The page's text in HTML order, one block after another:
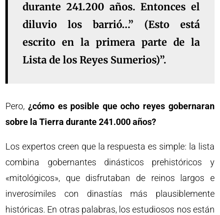
durante 241.200 años. Entonces el
diluvio los barrió…” (Esto está
escrito en la primera parte de la
Lista de los Reyes Sumerios)”.
Pero, ¿cómo es posible que ocho reyes gobernaran
sobre la Tierra durante 241.000 años?
Los expertos creen que la respuesta es simple: la lista
combina gobernantes dinásticos prehistóricos y
«mitológicos», que disfrutaban de reinos largos e
inverosímiles con dinastías más plausiblemente
históricas. En otras palabras, los estudiosos nos están